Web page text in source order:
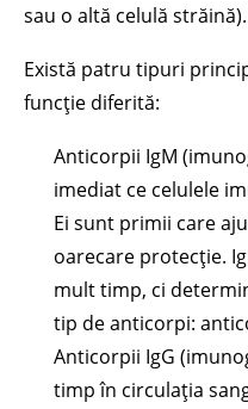
sau o altă celulă străină).
Există patru tipuri
funcție diferită:
Anticorpii IgM
imediat ce celulele
Ei sunt primii care
oarecare protecție.
mult timp, ci
tip de anticorpi:
Anticorpii IgG
timp în circulația